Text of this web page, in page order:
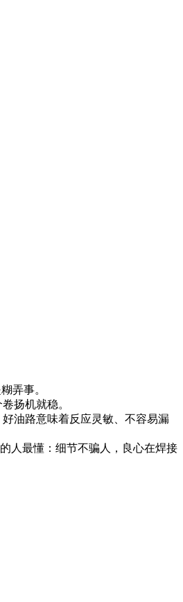
弄事。
扬机就稳。
油路意味着反应灵敏、不容易漏
人最懂：细节不骗人，良心在焊接